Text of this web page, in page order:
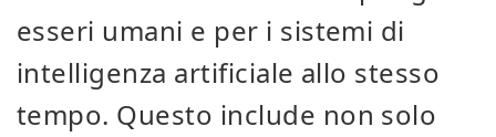
esseri umani e per i sistemi di
intelligenza artificiale allo stesso
tempo. Questo include non solo